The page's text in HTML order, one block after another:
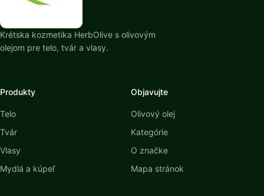
Krétska kozmetika HerbOlive s olivovým
olejom pre telo, tvár a vlasy.
Produkty
Telo
Tvár
Vlasy
Mydlá a kúpeľ
Objavujte
Olivový olej
Kategórie
O značke
Mapa stránok